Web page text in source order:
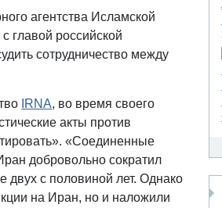
агентства Исламской
главой российской
сотрудничество между
IRNA, во время своего
акты против
«Соединенные
добровольно сократил
двух с половиной лет. Однако
на Иран, но и наложили